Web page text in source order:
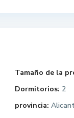
Tamaño de la
Dormitorios: 2
provincia: